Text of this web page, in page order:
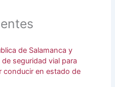
de Salamanca y
seguridad vial para
conducir en estado de